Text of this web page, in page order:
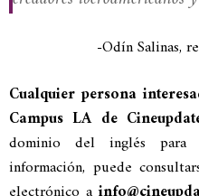
-Odín Salinas,
Cualquier persona
Campus LA de
dominio del inglés para
información, puede